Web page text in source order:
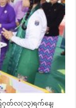
တ်လ(၁၃)ရက်နေ့၊